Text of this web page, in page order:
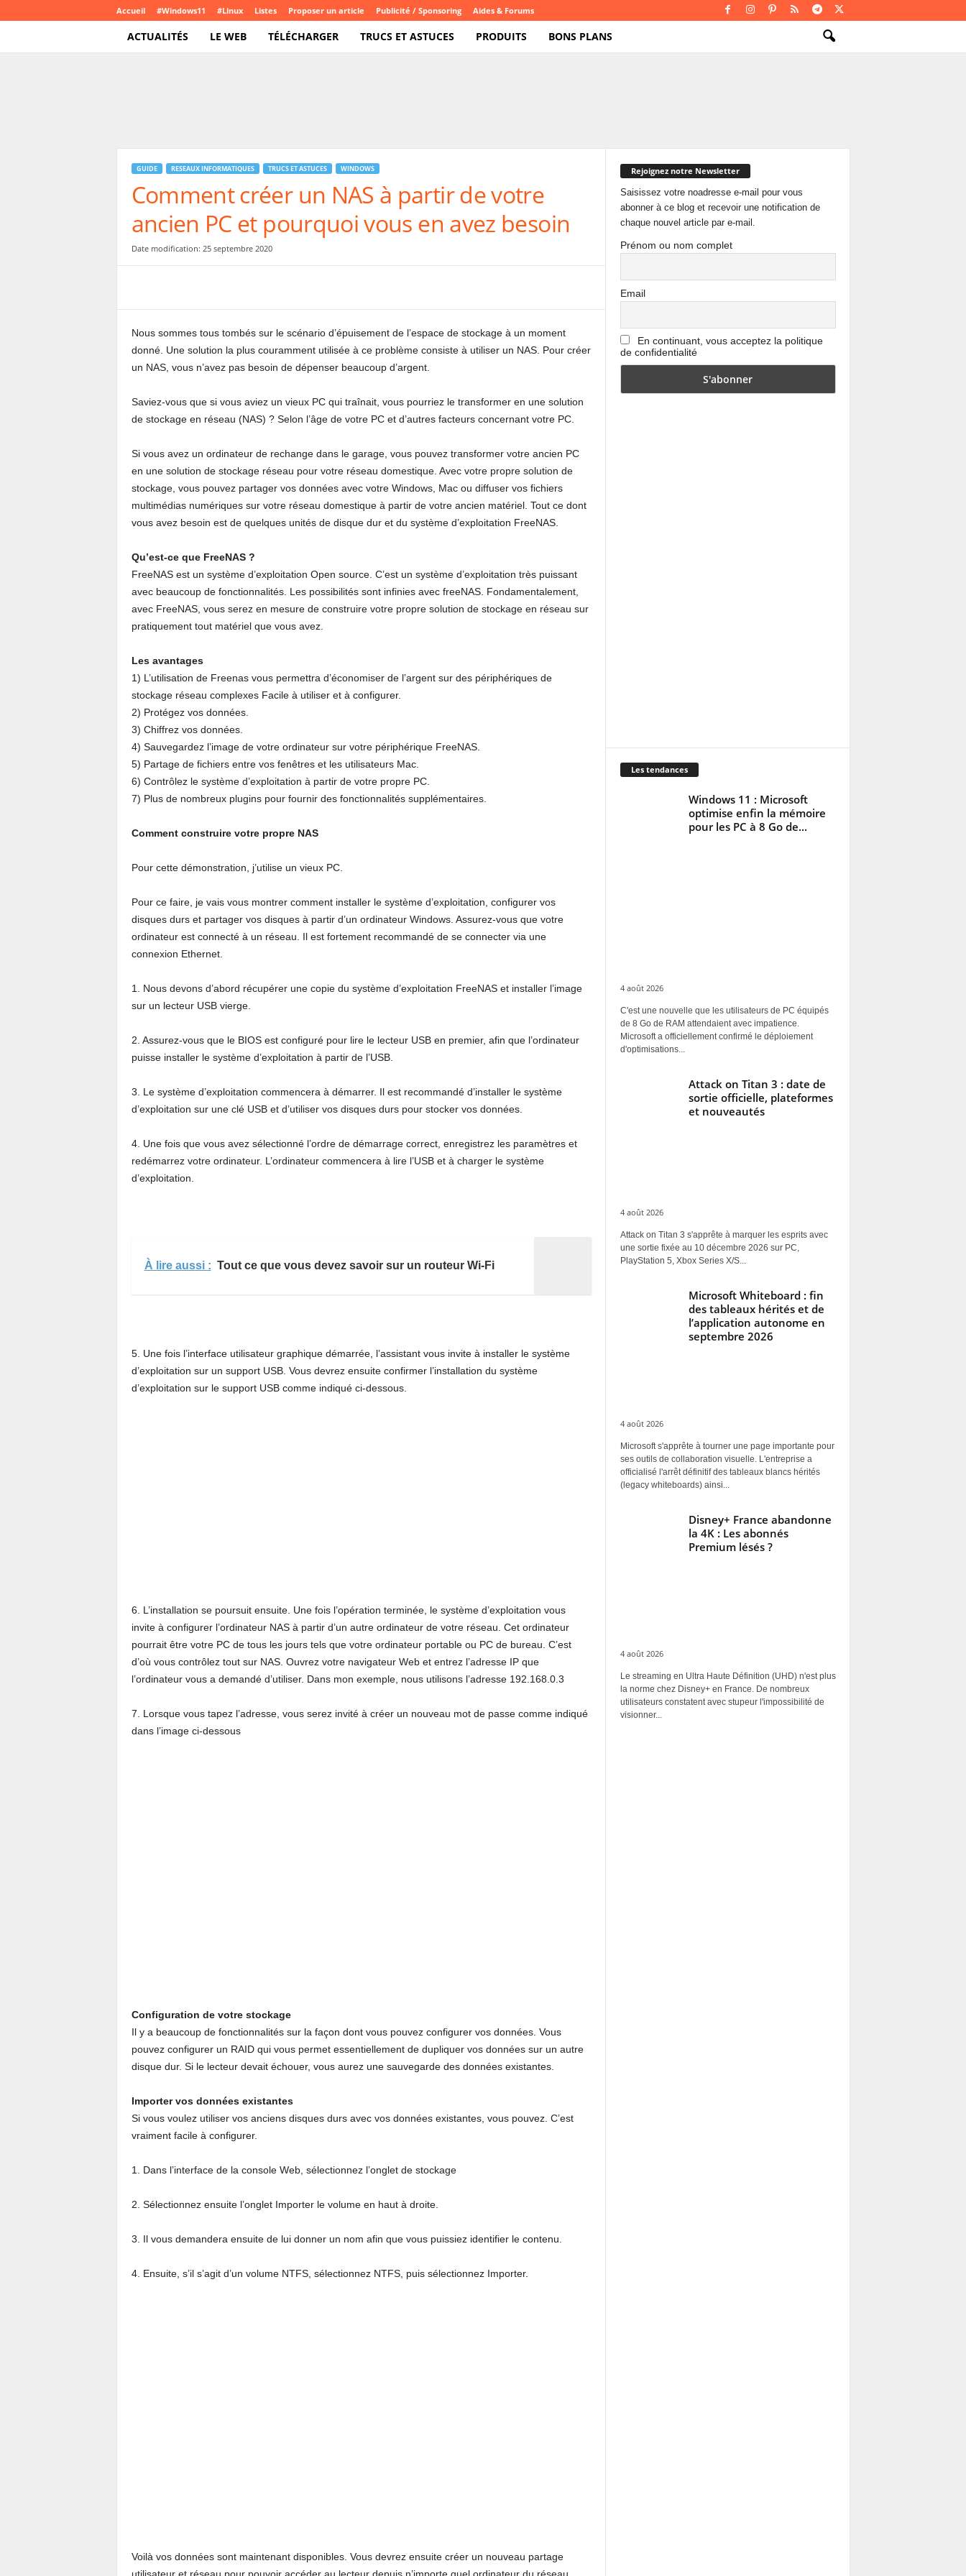
Accueil #Windows11 #Linux Listes Proposer un article Publicité / Sponsoring Aides & Forums
ACTUALITÉS LE WEB TÉLÉCHARGER TRUCS ET ASTUCES PRODUITS BONS PLANS
GUIDE RESEAUX INFORMATIQUES TRUCS ET ASTUCES WINDOWS
Comment créer un NAS à partir de votre
ancien PC et pourquoi vous en avez besoin
Date modification: 25 septembre 2020
Nous sommes tous tombés sur le scénario d’épuisement de l’espace de stockage à un moment
donné. Une solution la plus couramment utilisée à ce problème consiste à utiliser un NAS. Pour créer
un NAS, vous n’avez pas besoin de dépenser beaucoup d’argent.
Saviez-vous que si vous aviez un vieux PC qui traînait, vous pourriez le transformer en une solution
de stockage en réseau (NAS) ? Selon l’âge de votre PC et d’autres facteurs concernant votre PC.
Si vous avez un ordinateur de rechange dans le garage, vous pouvez transformer votre ancien PC
en une solution de stockage réseau pour votre réseau domestique. Avec votre propre solution de
stockage, vous pouvez partager vos données avec votre Windows, Mac ou diffuser vos fichiers
multimédias numériques sur votre réseau domestique à partir de votre ancien matériel. Tout ce dont
vous avez besoin est de quelques unités de disque dur et du système d’exploitation FreeNAS.
Qu’est-ce que FreeNAS ?
FreeNAS est un système d’exploitation Open source. C’est un système d’exploitation très puissant
avec beaucoup de fonctionnalités. Les possibilités sont infinies avec freeNAS. Fondamentalement,
avec FreeNAS, vous serez en mesure de construire votre propre solution de stockage en réseau sur
pratiquement tout matériel que vous avez.
Les avantages
1) L’utilisation de Freenas vous permettra d’économiser de l’argent sur des périphériques de
stockage réseau complexes Facile à utiliser et à configurer.
2) Protégez vos données.
3) Chiffrez vos données.
4) Sauvegardez l’image de votre ordinateur sur votre périphérique FreeNAS.
5) Partage de fichiers entre vos fenêtres et les utilisateurs Mac.
6) Contrôlez le système d’exploitation à partir de votre propre PC.
7) Plus de nombreux plugins pour fournir des fonctionnalités supplémentaires.
Comment construire votre propre NAS
Pour cette démonstration, j’utilise un vieux PC.
Pour ce faire, je vais vous montrer comment installer le système d’exploitation, configurer vos
disques durs et partager vos disques à partir d’un ordinateur Windows. Assurez-vous que votre
ordinateur est connecté à un réseau. Il est fortement recommandé de se connecter via une
connexion Ethernet.
1. Nous devons d’abord récupérer une copie du système d’exploitation FreeNAS et installer l’image
sur un lecteur USB vierge.
2. Assurez-vous que le BIOS est configuré pour lire le lecteur USB en premier, afin que l’ordinateur
puisse installer le système d’exploitation à partir de l’USB.
3. Le système d’exploitation commencera à démarrer. Il est recommandé d’installer le système
d’exploitation sur une clé USB et d’utiliser vos disques durs pour stocker vos données.
4. Une fois que vous avez sélectionné l’ordre de démarrage correct, enregistrez les paramètres et
redémarrez votre ordinateur. L’ordinateur commencera à lire l’USB et à charger le système
d’exploitation.
À lire aussi : Tout ce que vous devez savoir sur un routeur Wi-Fi
5. Une fois l’interface utilisateur graphique démarrée, l’assistant vous invite à installer le système
d’exploitation sur un support USB. Vous devrez ensuite confirmer l’installation du système
d’exploitation sur le support USB comme indiqué ci-dessous.
6. L’installation se poursuit ensuite. Une fois l’opération terminée, le système d’exploitation vous
invite à configurer l’ordinateur NAS à partir d’un autre ordinateur de votre réseau. Cet ordinateur
pourrait être votre PC de tous les jours tels que votre ordinateur portable ou PC de bureau. C’est
d’où vous contrôlez tout sur NAS. Ouvrez votre navigateur Web et entrez l’adresse IP que
l’ordinateur vous a demandé d’utiliser. Dans mon exemple, nous utilisons l’adresse 192.168.0.3
7. Lorsque vous tapez l’adresse, vous serez invité à créer un nouveau mot de passe comme indiqué
dans l’image ci-dessous
Configuration de votre stockage
Il y a beaucoup de fonctionnalités sur la façon dont vous pouvez configurer vos données. Vous
pouvez configurer un RAID qui vous permet essentiellement de dupliquer vos données sur un autre
disque dur. Si le lecteur devait échouer, vous aurez une sauvegarde des données existantes.
Importer vos données existantes
Si vous voulez utiliser vos anciens disques durs avec vos données existantes, vous pouvez. C’est
vraiment facile à configurer.
1. Dans l’interface de la console Web, sélectionnez l’onglet de stockage
2. Sélectionnez ensuite l’onglet Importer le volume en haut à droite.
3. Il vous demandera ensuite de lui donner un nom afin que vous puissiez identifier le contenu.
4. Ensuite, s’il s’agit d’un volume NTFS, sélectionnez NTFS, puis sélectionnez Importer.
Voilà vos données sont maintenant disponibles. Vous devrez ensuite créer un nouveau partage
Rejoignez notre Newsletter
Saisissez votre noadresse e-mail pour vous
abonner à ce blog et recevoir une notification de
chaque nouvel article par e-mail.
Prénom ou nom complet
Email
En continuant, vous acceptez la politique
de confidentialité
Les tendances
Windows 11 : Microsoft
optimise enfin la mémoire
pour les PC à 8 Go de...
4 août 2026
C'est une nouvelle que les utilisateurs de PC équipés
de 8 Go de RAM attendaient avec impatience.
Microsoft a officiellement confirmé le déploiement
d'optimisations...
Attack on Titan 3 : date de
sortie officielle, plateformes
et nouveautés
4 août 2026
Attack on Titan 3 s'apprête à marquer les esprits avec
une sortie fixée au 10 décembre 2026 sur PC,
PlayStation 5, Xbox Series X/S...
Microsoft Whiteboard : fin
des tableaux hérités et de
l’application autonome en
septembre 2026
4 août 2026
Microsoft s'apprête à tourner une page importante pour
ses outils de collaboration visuelle. L'entreprise a
officialisé l'arrêt définitif des tableaux blancs hérités
(legacy whiteboards) ainsi...
Disney+ France abandonne
la 4K : Les abonnés
Premium lésés ?
4 août 2026
Le streaming en Ultra Haute Définition (UHD) n'est plus
la norme chez Disney+ en France. De nombreux
utilisateurs constatent avec stupeur l'impossibilité de
visionner...